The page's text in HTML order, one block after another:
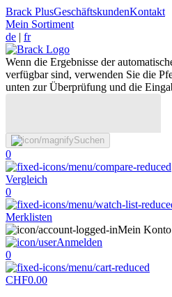
Brack PlusGeschäftskundenKontakt
Mein Sortiment
de | fr
Wenn die Ergebnisse der
verfügbar sind, verwenden Sie die
unten zur Überprüfung und die
Suchen
0
Vergleich
0
Merklisten
Mein Konto
Anmelden
0
CHF0.00